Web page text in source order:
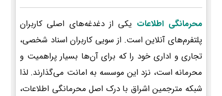
محرمانگی اطلاعات یکی از دغدغه‌های اصلی کاربران
پلتفرم‌های آنلاین است. از سویی کاربران اسناد شخصی،
تجاری و اداری خود را که برای آن‌ها بسیار پراهمیت و
محرمانه است، نزد این موسسه به امانت می‌گذارند. لذا
شبکه مترجمین اشراق با درک اصل محرمانگی اطلاعات،